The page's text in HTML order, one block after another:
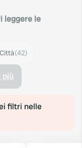
leggere le
Città(42)
più
filtri nelle